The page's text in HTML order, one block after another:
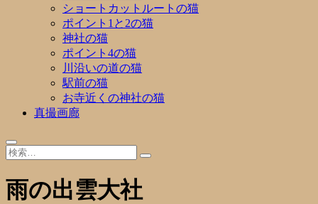
ショートカットルートの猫
ポイント1と2の猫
神社の猫
ポイント4の猫
川沿いの道の猫
駅前の猫
お寺近くの神社の猫
真撮画廊
雨の出雲大社